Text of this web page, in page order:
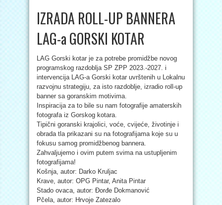
IZRADA ROLL-UP BANNERA
LAG-a GORSKI KOTAR
LAG Gorski kotar je za potrebe promidžbe novog
programskog razdoblja SP ZPP 2023.-2027. i
intervencija LAG-a Gorski kotar uvrštenih u Lokalnu
razvojnu strategiju, za isto razdoblje, izradio roll-up
banner sa goranskim motivima.
Inspiracija za to bile su nam fotografije amaterskih
fotografa iz Gorskog kotara.
Tipični goranski krajolici, voće, cvijeće, životinje i
obrada tla prikazani su na fotografijama koje su u
fokusu samog promidžbenog bannera.
Zahvaljujemo i ovim putem svima na ustupljenim
fotografijama!
Košnja, autor: Darko Kruljac
Krave, autor: OPG Pintar, Anita Pintar
Stado ovaca, autor: Đorđe Dokmanović
Pčela, autor: Hrvoje Zatezalo